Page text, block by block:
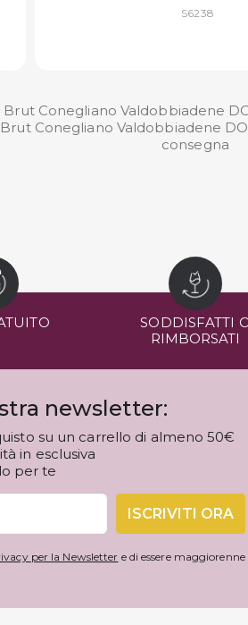
S6238
Conegliano Valdobbiadene
Conegliano Valdobbiadene
consegna
SODDISFATTI
RIMBORSATI
newsletter:
su un carrello di almeno 50€
in esclusiva
per te
ISCRIVITI ORA
per la Newsletter e di essere maggiorenne